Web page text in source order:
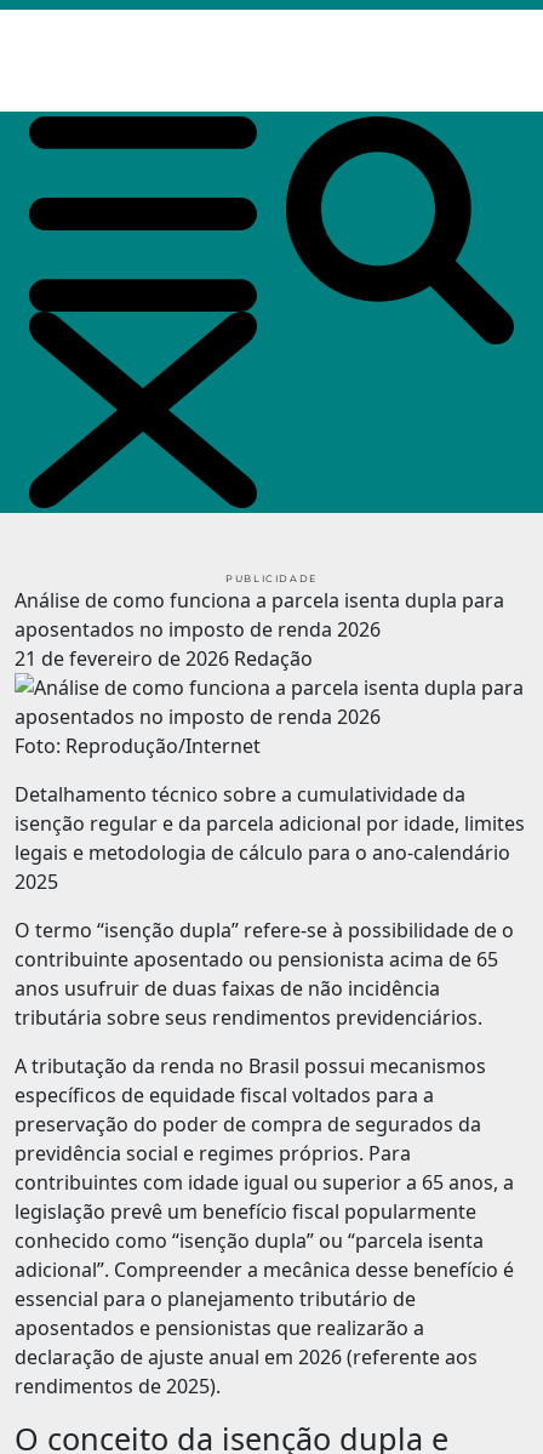
PUBLICIDADE
Análise de como funciona a parcela isenta dupla para
aposentados no imposto de renda 2026
21 de fevereiro de 2026 Redação
Foto: Reprodução/Internet
Detalhamento técnico sobre a cumulatividade da
isenção regular e da parcela adicional por idade, limites
legais e metodologia de cálculo para o ano-calendário
2025
O termo “isenção dupla” refere-se à possibilidade de o
contribuinte aposentado ou pensionista acima de 65
anos usufruir de duas faixas de não incidência
tributária sobre seus rendimentos previdenciários.
A tributação da renda no Brasil possui mecanismos
específicos de equidade fiscal voltados para a
preservação do poder de compra de segurados da
previdência social e regimes próprios. Para
contribuintes com idade igual ou superior a 65 anos, a
legislação prevê um benefício fiscal popularmente
conhecido como “isenção dupla” ou “parcela isenta
adicional”. Compreender a mecânica desse benefício é
essencial para o planejamento tributário de
aposentados e pensionistas que realizarão a
declaração de ajuste anual em 2026 (referente aos
rendimentos de 2025).
O conceito da isenção dupla e